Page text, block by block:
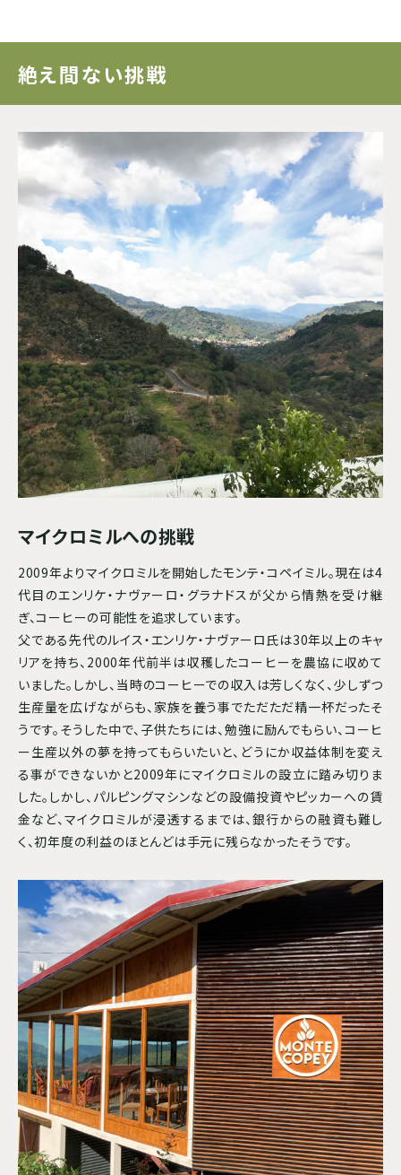
絶え間ない挑戦
マイクロミルへの挑戦
2009年よりマイクロミルを開始したモンテ・コペイミル。現在は4
代目のエンリケ・ナヴァーロ・グラナドスが父から情熱を受け継
ぎ、コーヒーの可能性を追求しています。
父である先代のルイス・エンリケ・ナヴァーロ氏は30年以上のキャ
リアを持ち、2000年代前半は収穫したコーヒーを農協に収めて
いました。しかし、当時のコーヒーでの収入は芳しくなく、少しずつ
生産量を広げながらも、家族を養う事でただただ精一杯だったそ
うです。そうした中で、子供たちには、勉強に励んでもらい、コーヒ
ー生産以外の夢を持ってもらいたいと、どうにか収益体制を変え
る事ができないかと2009年にマイクロミルの設立に踏み切りま
した。しかし、パルピングマシンなどの設備投資やピッカーへの賃
金など、マイクロミルが浸透するまでは、銀行からの融資も難し
く、初年度の利益のほとんどは手元に残らなかったそうです。